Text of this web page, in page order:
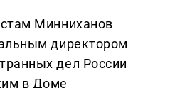
Минниханов
директором
дел России
в Доме